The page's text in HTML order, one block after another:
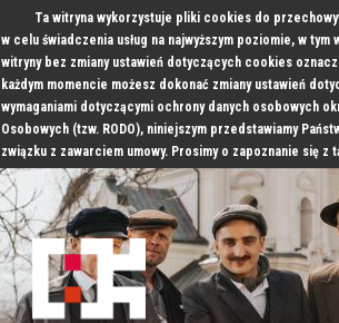
Ta witryna wykorzystuje pliki cookies do
w celu świadczenia usług na najwyższym poziomie, w
witryny bez zmiany ustawień dotyczących cookies
każdym momencie możesz dokonać zmiany ustawień
wymaganiami dotyczącymi ochrony danych osobowych
Osobowych (tzw. RODO), niniejszym przedstawiamy
związku z zawarciem umowy. Prosimy o zapoznanie się